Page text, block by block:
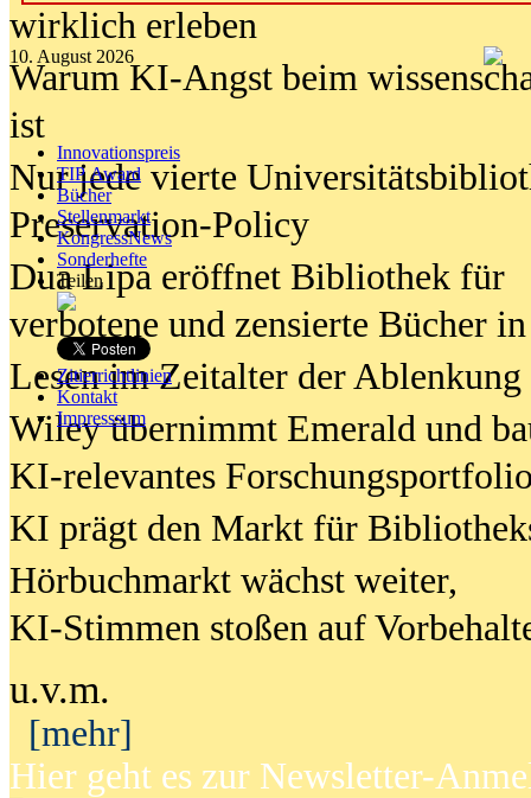
10. August 2026
Innovationspreis
TIP Award
Bücher
Stellenmarkt
KongressNews
Sonderhefte
Teilen
Zitierrichtlinien
Kontakt
Impresssum
wirklich erleben
Warum KI-Angst beim
ist
Nur jede vierte
Preservation-Policy
Dua Lipa eröffnet Bibliothek für
verbotene und zensierte Bücher
Lesen im Zeitalter der Ablenkung
Wiley übernimmt Emerald und
KI-relevantes
KI prägt den Markt für
Hörbuchmarkt wächst weiter,
KI-Stimmen stoßen auf
u.v.m.
[mehr]
Hier geht es zur Newsletter-